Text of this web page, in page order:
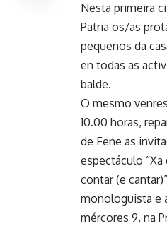
Nesta primeira
Patria os/as
pequenos da
en todas as
balde.
O mesmo
10.00 horas,
de Fene as
espectáculo
contar (e
monologuista e
mércores 9, na